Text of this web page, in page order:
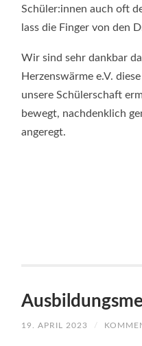
Schüler:innen auch oft
lass die Finger von den
Wir sind sehr dankbar
Herzenswärme e.V.
unsere Schülerschaft
bewegt, nachdenklich
angeregt.
19. APRIL 2023 /